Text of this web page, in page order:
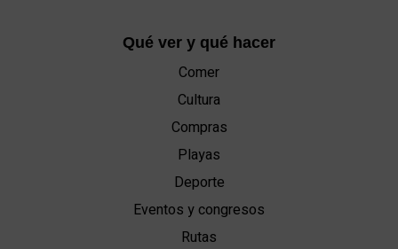
Qué ver y qué hacer
Comer
Cultura
Compras
Playas
Deporte
Eventos y congresos
Rutas